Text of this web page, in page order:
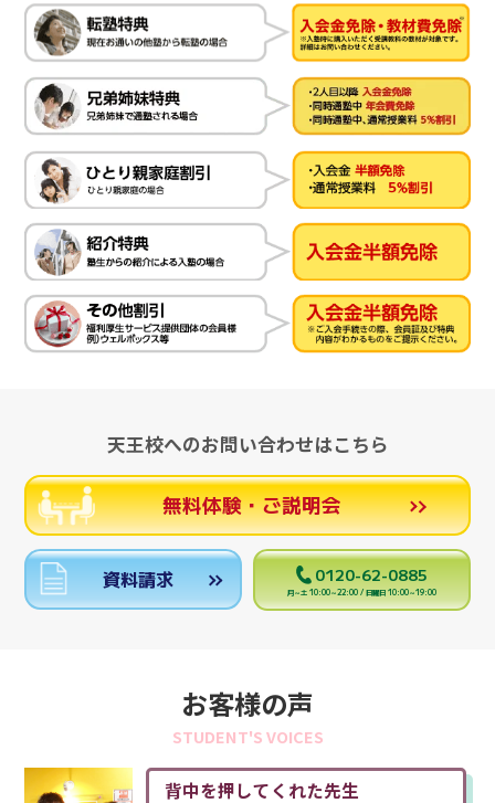
天王校へのお問い合わせはこちら
無料体験・ご説明会
資料請求 0120-62-0885
月～土 10:00～22:00 / 日曜日 10:00～19:00
お客様の声
STUDENT'S VOICES
背中を押してくれた先生